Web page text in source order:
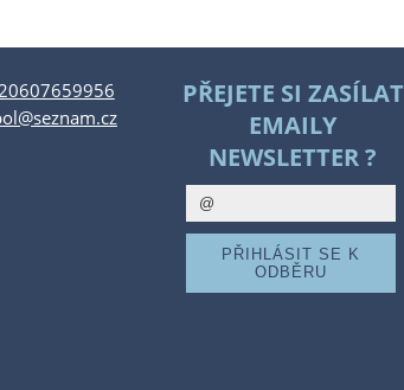
PŘEJETE SI ZASÍLAT
EMAILY
NEWSLETTER ?